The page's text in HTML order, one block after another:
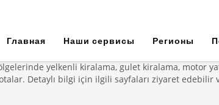
Главная Наши сервисы Регионы
Bölgeler
yelkenli kiralama, gulet kiralama, motor
Detaylı bilgi için ilgili sayfaları ziyaret edebilir